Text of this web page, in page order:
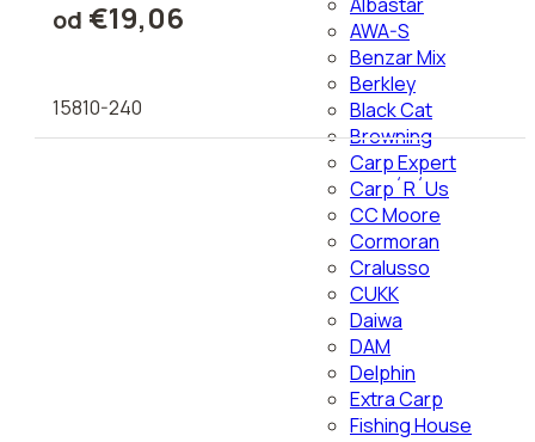
AWA-S
Benzar Mix
Berkley
Black Cat
Browning
Carp Expert
Carp´R´Us
CC Moore
Cormoran
Cralusso
CUKK
Daiwa
DAM
Delphin
Extra Carp
Fishing House
od €19,06
15810-240